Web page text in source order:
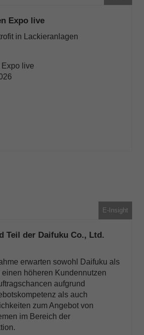
Expo live
in Lackieranlagen
live
E-Insight
Teil der Daifuku Co., Ltd.
erwarten sowohl Daifuku als
höheren Kundennutzen
aufgrund
als auch
zum Angebot von
im Bereich der